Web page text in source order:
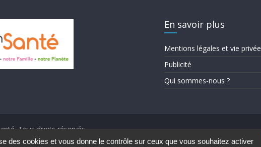
En savoir plus
Mentions légales et vie privée
Publicité
Qui sommes-nous ?
. Tous droits réservés.
. Propulsé parWordPress.
des cookies et vous donne le contrôle sur ceux que vous souhaitez activer